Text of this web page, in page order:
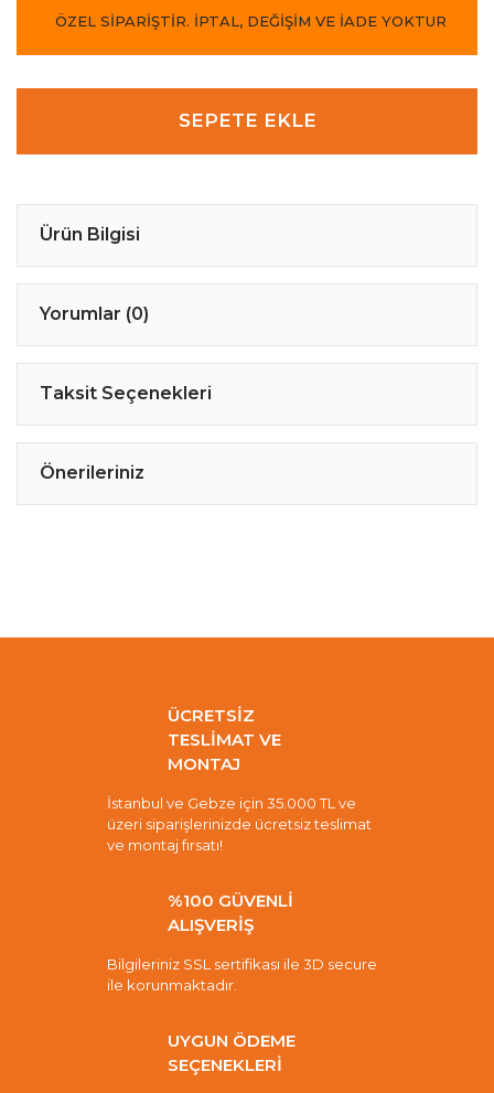
ÖZEL SİPARİŞTİR. İPTAL, DEĞİŞİM VE İADE YOKTUR
SEPETE EKLE
Ürün Bilgisi
Yorumlar (0)
Taksit Seçenekleri
Önerileriniz
ÜCRETSİZ
TESLİMAT VE
MONTAJ
İstanbul ve Gebze için 35.000 TL ve
üzeri siparişlerinizde ücretsiz teslimat
ve montaj fırsatı!
%100 GÜVENLİ
ALIŞVERİŞ
Bilgileriniz SSL sertifikası ile 3D secure
ile korunmaktadır.
UYGUN ÖDEME
SEÇENEKLERİ